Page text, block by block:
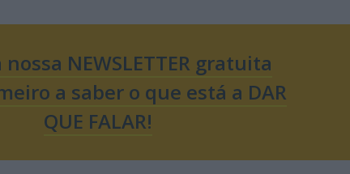
NEWSLETTER gratuita
a saber o que está a DAR
QUE FALAR!